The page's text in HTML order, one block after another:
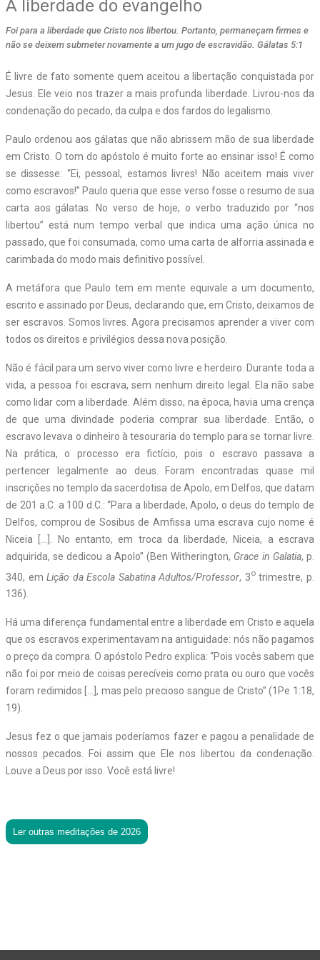
A liberdade do evangelho
Foi para a liberdade que Cristo nos libertou. Portanto, permaneçam firmes e
não se deixem submeter novamente a um jugo de escravidão. Gálatas 5:1
É livre de fato somente quem aceitou a libertação conquistada por
Jesus. Ele veio nos trazer a mais profunda liberdade. Livrou-nos da
condenação do pecado, da culpa e dos fardos do legalismo.
Paulo ordenou aos gálatas que não abrissem mão de sua liberdade
em Cristo. O tom do apóstolo é muito forte ao ensinar isso! É como
se dissesse: “Ei, pessoal, estamos livres! Não aceitem mais viver
como escravos!” Paulo queria que esse verso fosse o resumo de sua
carta aos gálatas. No verso de hoje, o verbo traduzido por “nos
libertou” está num tempo verbal que indica uma ação única no
passado, que foi consumada, como uma carta de alforria assinada e
carimbada do modo mais definitivo possível.
A metáfora que Paulo tem em mente equivale a um documento,
escrito e assinado por Deus, declarando que, em Cristo, deixamos de
ser escravos. Somos livres. Agora precisamos aprender a viver com
todos os direitos e privilégios dessa nova posição.
Não é fácil para um servo viver como livre e herdeiro. Durante toda a
vida, a pessoa foi escrava, sem nenhum direito legal. Ela não sabe
como lidar com a liberdade. Além disso, na época, havia uma crença
de que uma divindade poderia comprar sua liberdade. Então, o
escravo levava o dinheiro à tesouraria do templo para se tornar livre.
Na prática, o processo era fictício, pois o escravo passava a
pertencer legalmente ao deus. Foram encontradas quase mil
inscrições no templo da sacerdotisa de Apolo, em Delfos, que datam
de 201 a.C. a 100 d.C.: “Para a liberdade, Apolo, o deus do templo de
Delfos, comprou de Sosibus de Amfissa uma escrava cujo nome é
Niceia […]. No entanto, em troca da liberdade, Niceia, a escrava
adquirida, se dedicou a Apolo” (Ben Witherington, Grace in Galatia, p.
340, emLição da Escola Sabatina Adultos/Professor, 3otrimestre, p.
136).
Há uma diferença fundamental entre a liberdade em Cristo e aquela
que os escravos experimentavam na antiguidade: nós não pagamos
o preço da compra. O apóstolo Pedro explica: “Pois vocês sabem que
não foi por meio de coisas perecíveis como prata ou ouro que vocês
foram redimidos […], mas pelo precioso sangue de Cristo” (1Pe 1:18,
19).
Jesus fez o que jamais poderíamos fazer e pagou a penalidade de
nossos pecados. Foi assim que Ele nos libertou da condenação.
Louve a Deus por isso. Você está livre!
Ler outras meditações de 2026